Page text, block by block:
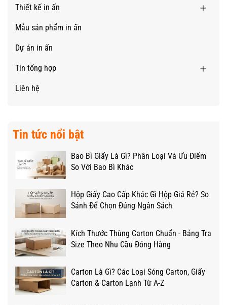
Thiết kế in ấn
Mẫu sản phẩm in ấn
Dự án in ấn
Tin tổng hợp
Liên hệ
Tin tức nổi bật
Bao Bì Giấy Là Gì? Phân Loại Và Ưu Điểm
So Với Bao Bì Khác
Hộp Giấy Cao Cấp Khác Gì Hộp Giá Rẻ? So
Sánh Để Chọn Đúng Ngân Sách
Kích Thước Thùng Carton Chuẩn - Bảng Tra
Size Theo Nhu Cầu Đóng Hàng
Carton Là Gì? Các Loại Sóng Carton, Giấy
Carton & Carton Lạnh Từ A-Z